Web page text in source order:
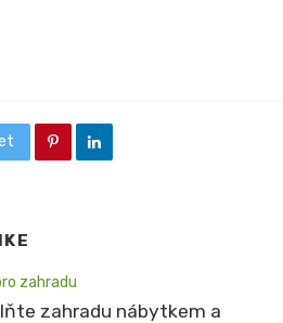
zahradu
zahradu nábytkem a